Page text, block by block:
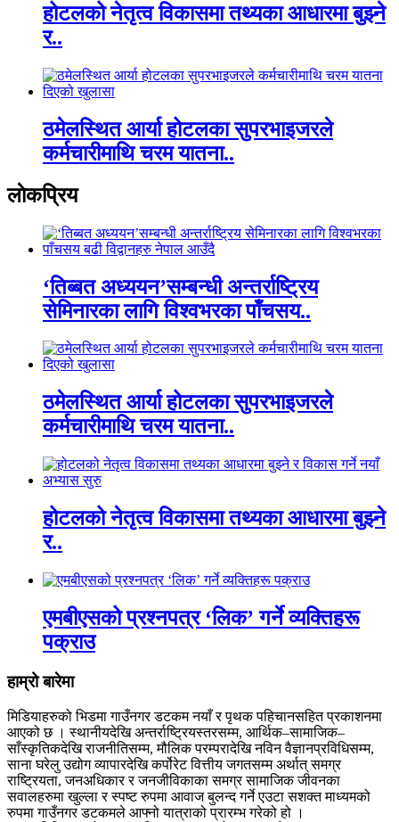
होटलको नेतृत्व विकासमा तथ्यका आधारमा बुझ्ने
र..
ठमेलस्थित आर्या होटलका सुपरभाइजरले
कर्मचारीमाथि चरम यातना..
लाेकप्रिय
‘तिब्बत अध्ययन’सम्बन्धी अन्तर्राष्ट्रिय
सेमिनारका लागि विश्वभरका पाँचसय..
ठमेलस्थित आर्या होटलका सुपरभाइजरले
कर्मचारीमाथि चरम यातना..
होटलको नेतृत्व विकासमा तथ्यका आधारमा बुझ्ने
र..
एमबीएसको प्रश्नपत्र ‘लिक’ गर्ने व्यक्तिहरू
पक्राउ
हाम्रो बारेमा
मिडियाहरुको भिडमा गाउँनगर डटकम नयाँ र पृथक पहिचानसहित प्रकाशनमा
आएको छ । स्थानीयदेखि अन्तर्राष्ट्रियस्तरसम्म, आर्थिक–सामाजिक–
साँस्कृतिकदेखि राजनीतिसम्म, मौलिक परम्परादेखि नविन वैज्ञानप्रविधिसम्म,
साना घरेलु उद्योग व्यापारदेखि कर्पोरेट वित्तीय जगतसम्म अर्थात् समग्र
राष्ट्रियता, जनअधिकार र जनजीविकाका समग्र सामाजिक जीवनका
सवालहरुमा खुल्ला र स्पष्ट रुपमा आवाज बुलन्द गर्ने एउटा सशक्त माध्यमको
रुपमा गाउँनगर डटकमले आफ्नो यात्राको प्रारम्भ गरेको हो ।